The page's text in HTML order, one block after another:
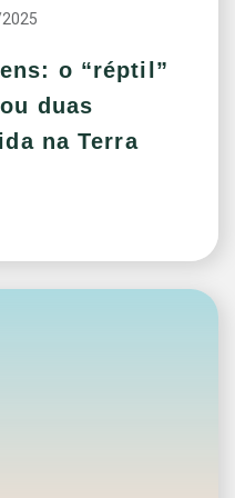
o “réptil”
duas
na Terra